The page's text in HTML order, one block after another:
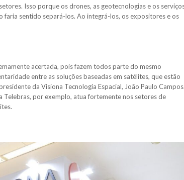
Isso porque os drones, as geotecnologias e os
sentido separá-los. Ao integrá-los, os expositores e os
acertada, pois fazem todos parte do mesmo
entre as soluções baseadas em satélites, que estão
da Visiona Tecnologia Espacial, João Paulo
Telebras, por exemplo, atua fortemente nos setores de